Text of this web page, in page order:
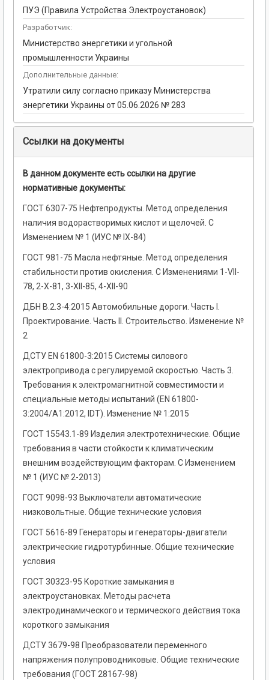
ПУЭ (Правила Устройства Электроустановок)
Разработчик:
Министерство энергетики и угольной
промышленности Украины
Дополнительные данные:
Утратили силу согласно приказу Министерства
энергетики Украины от 05.06.2026 № 283
Ссылки на документы
В данном документе есть ссылки на другие
нормативные документы:
ГОСТ 6307-75 Нефтепродукты. Метод определения
наличия водорастворимых кислот и щелочей. С
Изменением № 1 (ИУС № IХ-84)
ГОСТ 981-75 Масла нефтяные. Метод определения
стабильности против окисления. С Изменениями 1-VII-
78, 2-Х-81, 3-ХII-85, 4-ХII-90
ДБН В.2.3-4:2015 Автомобильные дороги. Часть I.
Проектирование. Часть II. Строительство. Изменение №
2
ДСТУ EN 61800-3:2015 Системы силового
электропривода с регулируемой скоростью. Часть 3.
Требования к электромагнитной совместимости и
специальные методы испытаний (EN 61800-
3:2004/A1:2012, IDT). Изменение № 1:2015
ГОСТ 15543.1-89 Изделия электротехнические. Общие
требования в части стойкости к климатическим
внешним воздействующим факторам. С Изменением
№ 1 (ИУС № 2-2013)
ГОСТ 9098-93 Выключатели автоматические
низковольтные. Общие технические условия
ГОСТ 5616-89 Генераторы и генераторы-двигатели
электрические гидротурбинные. Общие технические
условия
ГОСТ 30323-95 Короткие замыкания в
электроустановках. Методы расчета
электродинамического и термического действия тока
короткого замыкания
ДСТУ 3679-98 Преобразователи переменного
напряжения полупроводниковые. Общие технические
требования (ГОСТ 28167-98)